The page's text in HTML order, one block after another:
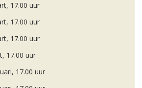
17.00 uur
17.00 uur
17.00 uur
17.00 uur
17.00 uur